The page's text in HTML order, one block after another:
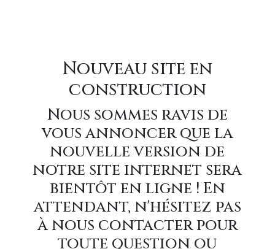
Nouveau site en
construction
Nous sommes ravis de
vous annoncer que la
nouvelle version de
notre site internet sera
bientôt en ligne ! En
attendant, n'hésitez pas
à nous contacter pour
toute question ou